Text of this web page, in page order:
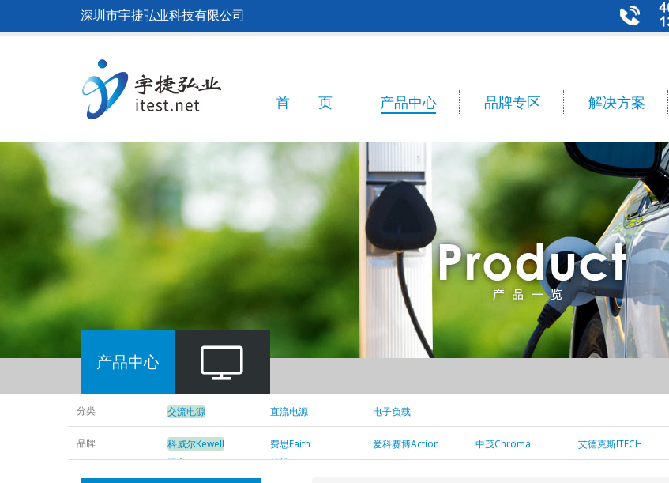
深圳市宇捷弘业科技有限公司
Main
navigation
首 页 产品中心 品牌专区 解决方案
产品中心
分类 交流电源 直流电源 电子负载
品牌 科威尔Kewell 费思Faith 爱科赛博Action 中茂Chroma 艾德克斯ITECH
远方EVERFINE
航裕Hpower